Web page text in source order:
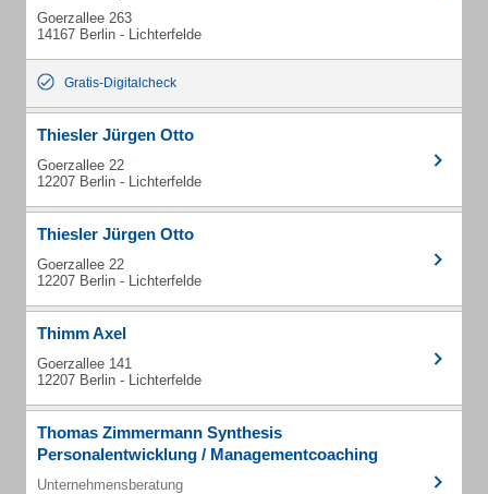
Goerzallee 263
14167 Berlin - Lichterfelde
Gratis-Digitalcheck
Thiesler Jürgen Otto
Goerzallee 22
12207 Berlin - Lichterfelde
Thiesler Jürgen Otto
Goerzallee 22
12207 Berlin - Lichterfelde
Thimm Axel
Goerzallee 141
12207 Berlin - Lichterfelde
Thomas Zimmermann Synthesis
Personalentwicklung / Managementcoaching
Unternehmensberatung